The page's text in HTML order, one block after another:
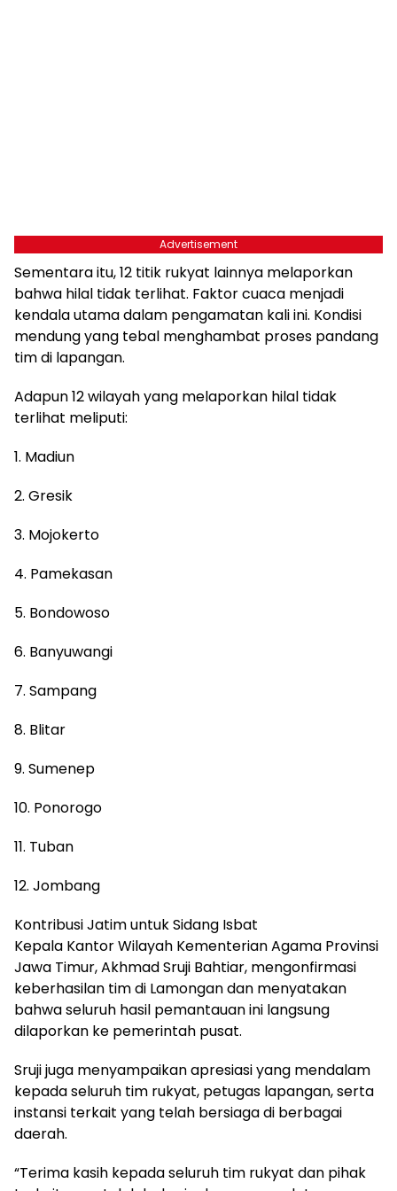
Advertisement
Sementara itu, 12 titik rukyat lainnya melaporkan
bahwa hilal tidak terlihat. Faktor cuaca menjadi
kendala utama dalam pengamatan kali ini. Kondisi
mendung yang tebal menghambat proses pandang
tim di lapangan.
Adapun 12 wilayah yang melaporkan hilal tidak
terlihat meliputi:
1. Madiun
2. Gresik
3. Mojokerto
4. Pamekasan
5. Bondowoso
6. Banyuwangi
7. Sampang
8. Blitar
9. Sumenep
10. Ponorogo
11. Tuban
12. Jombang
Kontribusi Jatim untuk Sidang Isbat
Kepala Kantor Wilayah Kementerian Agama Provinsi
Jawa Timur, Akhmad Sruji Bahtiar, mengonfirmasi
keberhasilan tim di Lamongan dan menyatakan
bahwa seluruh hasil pemantauan ini langsung
dilaporkan ke pemerintah pusat.
Sruji juga menyampaikan apresiasi yang mendalam
kepada seluruh tim rukyat, petugas lapangan, serta
instansi terkait yang telah bersiaga di berbagai
daerah.
“Terima kasih kepada seluruh tim rukyat dan pihak